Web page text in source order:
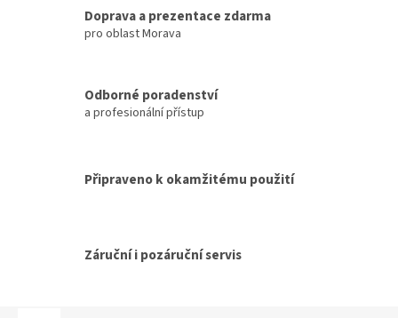
Doprava a prezentace zdarma
pro oblast Morava
Odborné poradenství
a profesionální přístup
Připraveno k okamžitému použití
Záruční i pozáruční servis